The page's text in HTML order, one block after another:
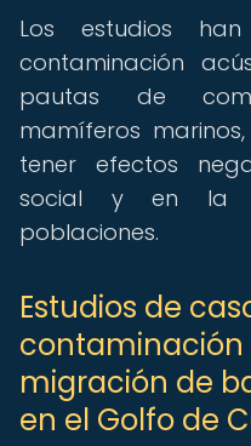
Los estudios
contaminación
pautas de
mamíferos
tener efectos
social y en la
poblaciones.
Estudios de
contaminación
migración de
en el Golfo de